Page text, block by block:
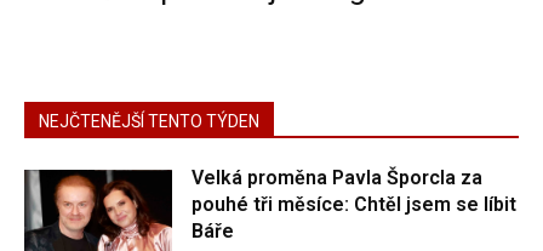
NEJČTENĚJŠÍ TENTO TÝDEN
Velká proměna Pavla Šporcla za
pouhé tři měsíce: Chtěl jsem se líbit
Báře